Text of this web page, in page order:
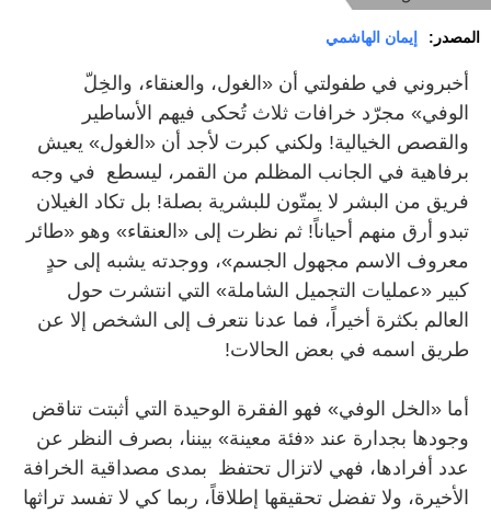
المصدر: إيمان الهاشمي
أخبروني في طفولتي أن «الغول، والعنقاء، والخِلّ
الوفي» مجرّد خرافات ثلاث تُحكى فيهم الأساطير
والقصص الخيالية! ولكني كبرت لأجد أن «الغول» يعيش
برفاهية في الجانب المظلم من القمر، ليسطع في وجه
فريق من البشر لا يمتّون للبشرية بصلة! بل تكاد الغيلان
تبدو أرق منهم أحياناً! ثم نظرت إلى «العنقاء» وهو «طائر
معروف الاسم مجهول الجسم»، ووجدته يشبه إلى حدٍ
كبير «عمليات التجميل الشاملة» التي انتشرت حول
العالم بكثرة أخيراً، فما عدنا نتعرف إلى الشخص إلا عن
طريق اسمه في بعض الحالات!
أما «الخل الوفي» فهو الفقرة الوحيدة التي أثبتت تناقض
وجودها بجدارة عند «فئة معينة» بيننا، بصرف النظر عن
عدد أفرادها، فهي لاتزال تحتفظ بمدى مصداقية الخرافة
الأخيرة، ولا تفضل تحقيقها إطلاقاً، ربما كي لا تفسد تراثها